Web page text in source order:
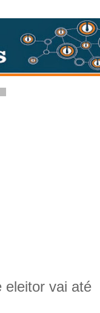
eleitor vai até